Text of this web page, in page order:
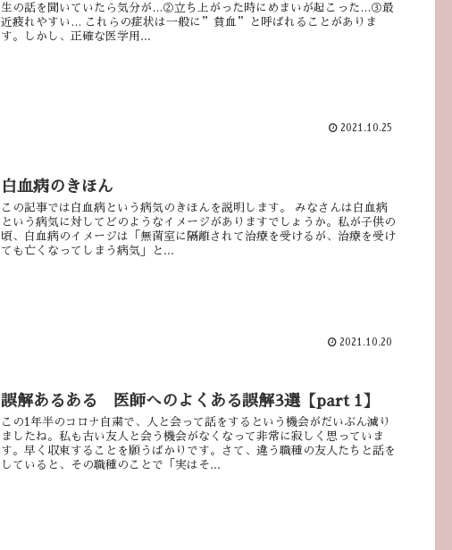
生の話を聞いていたら気分が…②立ち上がった時にめまいが起こった…③最
近疲れやすい… これらの症状は一般に”貧血”と呼ばれることがありま
す。しかし、正確な医学用...
2021.10.25
白血病のきほん
この記事では白血病という病気のきほんを説明します。 みなさんは白血病
という病気に対してどのようなイメージがありますでしょうか。私が子供の
頃、白血病のイメージは「無菌室に隔離されて治療を受けるが、治療を受け
ても亡くなってしまう病気」と...
2021.10.20
誤解あるある 医師へのよくある誤解3選【part 1】
この1年半のコロナ自粛で、人と会って話をするという機会がだいぶん減り
ましたね。私も古い友人と会う機会がなくなって非常に寂しく思っていま
す。早く収束することを願うばかりです。さて、違う職種の友人たちと話を
していると、その職種のことで「実はそ...